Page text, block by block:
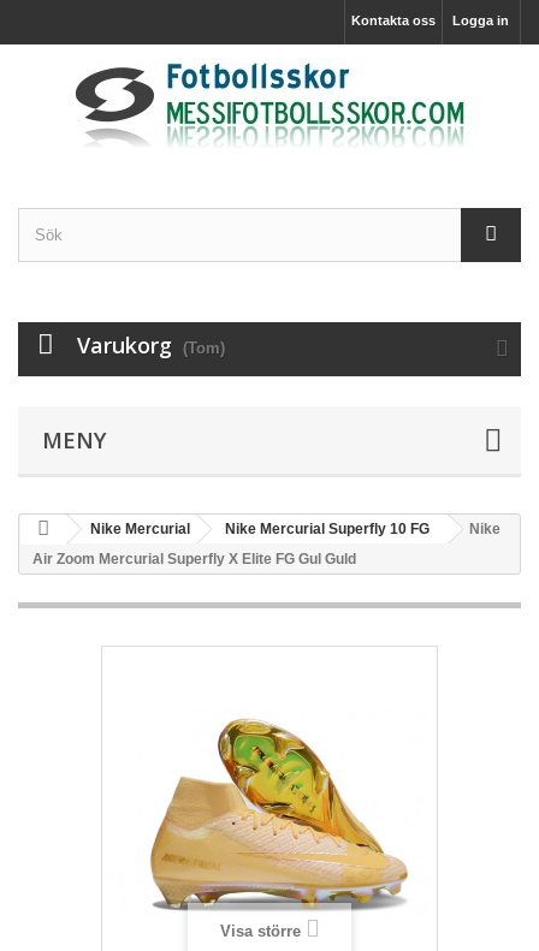
Logga in
Kontakta oss
Varukorg (Tom)
MENY
Nike Mercurial Nike Mercurial Superfly 10 FG
Nike
Air Zoom Mercurial Superfly X Elite FG Gul Guld
Visa större